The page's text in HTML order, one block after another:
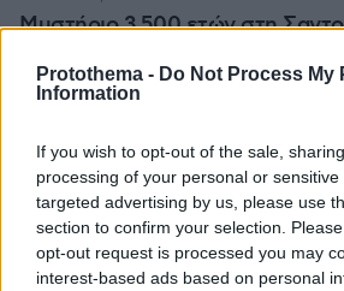
Protothema - Do Not Process My
Information
If you wish to opt-out of the sale,
processing of your personal or
targeted advertising by us, please use
section to confirm your selection.
opt-out request is processed you may
interest-based ads based on personal
Μυστήριο 3.500 ετών στη
που δεν πρόλαβε να ξεφύγει
μπορεί ν' αλλάξει τη χρονολογία
έκρηξης